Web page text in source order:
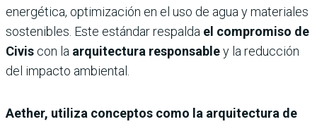
energética, optimización en el uso de agua y materiales
sostenibles. Este estándar respalda el compromiso de
Civis con la arquitectura responsabley la reducción
del impacto ambiental.
Aether, utiliza conceptos como la arquitectura de